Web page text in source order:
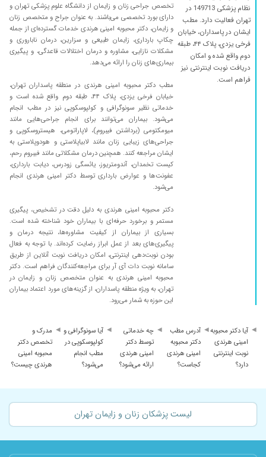
عدم رضایت ۱۴۰۵/۰۲/۰۳
نوبت دهی اصلا خوب نبود و ساعت ها معطل شدم
ولی پزشک خوب بود
۱۴۰۵/۰۴/۲۳
من هنوز تو مرحله تشخیص هستم و به درمان
نرسیدم. اما در برخورد اول بسیار دقیق شرح حال
گرفتند و راضی بودم
واقعا باسواد و متشخص بودن خیلی خوب توضیح
دادن و راهنماییم کردن،حتی پرسیدند که با چه نوع
دارو راحت ترم خدا عمر با عزت عطا کند
۱۴۰۲/۱۲/۱۹
خیلی دکتر باحوصله و مهربونی هستن ۱۴۰۵/۰۲/۲۳
بسیار حاذق و باتجربه ۱۴۰۴/۰۸/۱۱
خیلی خوش برخورد و با دقت هستند
علمی بالایی دارند و به بیماران احترام زیادی
صبور و خوش برخورد ۱۴۰۴/۰۵/۰۸
بسیار عالی راهنمایی مبکنند ۱۴۰۴/۰۴/۲۸
برخوردشان عالی،بسیار وقت میزارن و با حوصله ۱۴۰۵/۰۵/۰۲
بسیار صبور و حرفه ای هستن و وقت کافی برای
همه ی مراجعین میگذارند
۱۴۰۴/۱۱/۲۸
خانوم دکتر خدا بهشون سلامتی با حوصله و حاذق و ۱۴۰۴/۱۱/۲۳
درک،اما اخلاق منشیشون میتونست خیلی بهتر
باشه،خداحافظی و تشکر میکنی و جواب نمیدن
نظام پزشکی 149713 در
تهران فعالیت دارد. مطب
ایشان در پاسداران، خیابان
فرخی یزدی، پلاک ۴۴، طبقه
دوم واقع شده و امکان
دریافت نوبت اینترنتی نیز
فراهم است.
تخصص جراحی زنان و زایمان از دانشگاه علوم پزشکی تهران و
دارای بورد تخصصی می‌باشند. به عنوان جراح و متخصص زنان
و زایمان، دکتر محبوبه امینی هرندی خدمات گسترده‌ای از جمله
چکاپ بارداری، زایمان طبیعی و سزارین، درمان ناباروری و
مشکلات نازایی، مشاوره و درمان اختلالات قاعدگی، و پیگیری
بیماری‌های زنان را ارائه می‌دهد.
مطب دکتر محبوبه امینی هرندی در منطقه پاسداران تهران،
خیابان فرخی یزدی، پلاک ۴۴، طبقه دوم واقع شده است و
خدماتی نظیر سونوگرافی و کولپوسکوپی نیز در مطب انجام
می‌شود. بیماران می‌توانند برای انجام جراحی‌هایی مانند
میومکتومی (برداشتن فیبروم)، لاپاراتومی، هیستروسکوپی و
جراحی‌های زیبایی زنان مانند لابیاپلاستی و هودوپلاستی به
ایشان مراجعه کنند. همچنین درمان مشکلاتی مانند فیبروم رحم،
کیست تخمدان، آندومتریوز، یائسگی زودرس، دیابت بارداری،
عفونت‌ها و عوارض بارداری توسط دکتر امینی هرندی انجام
می‌شود.
دکتر محبوبه امینی هرندی به دلیل دقت در تشخیص، پیگیری
مستمر و برخورد حرفه‌ای با بیماران خود شناخته شده است.
بسیاری از بیماران از کیفیت مشاوره‌ها، نتیجه درمان و
پیگیری‌های بعد از عمل ابراز رضایت کرده‌اند. با توجه به فعال
بودن نوبت‌دهی اینترنتی، امکان دریافت نوبت آنلاین از طریق
سامانه نوبت دات آی آر برای مراجعه‌کنندگان فراهم است. دکتر
محبوبه امینی هرندی به عنوان متخصص زنان و زایمان در
تهران، به ویژه منطقه پاسداران، از گزینه‌های مورد اعتماد بیماران
این حوزه به شمار می‌رود.
آیا دکتر محبوبه
امینی هرندی
نوبت اینترنتی
دارد؟
آدرس مطب
دکتر محبوبه
امینی هرندی
کجاست؟
چه خدماتی
توسط دکتر
امینی هرندی
ارائه می‌شود؟
آیا سونوگرافی و
کولپوسکوپی در
مطب انجام
می‌شود؟
مدرک و
تخصص دکتر
محبوبه امینی
هرندی چیست؟
لیست پزشکان زنان و زایمان تهران